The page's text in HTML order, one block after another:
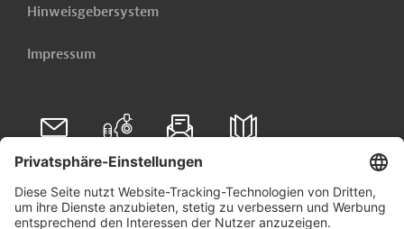
Hinweisgebersystem
Impressum
Folgen Sie uns auf